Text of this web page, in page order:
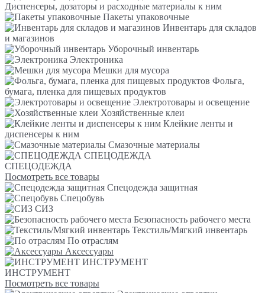
Диспенсеры, дозаторы и расходные материалы к ним
Пакеты упаковочные
Инвентарь для складов
и магазинов
Уборочный инвентарь
Электроника
Мешки для мусора
Фольга,
бумага, пленка для пищевых продуктов
Электротовары и освещение
Хозяйственные клеи
Клейкие ленты и
диспенсеры к ним
Смазочные материалы
СПЕЦОДЕЖДА
СПЕЦОДЕЖДА
Посмотреть все товары
Спецодежда защитная
Спецобувь
СИЗ
Безопасность рабочего места
Текстиль/Мягкий инвентарь
По отраслям
Аксессуары
ИНСТРУМЕНТ
ИНСТРУМЕНТ
Посмотреть все товары